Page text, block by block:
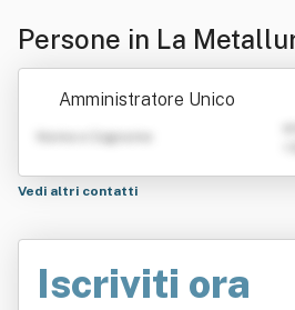
Persone in La
Amministratore Unico
Nome e Cognome
Vedi altri contatti
Iscriviti ora